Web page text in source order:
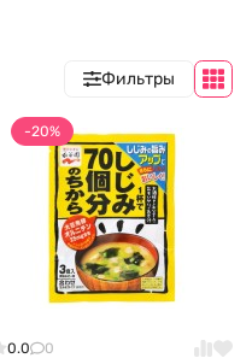
Фильтры
-20%
0.0
0